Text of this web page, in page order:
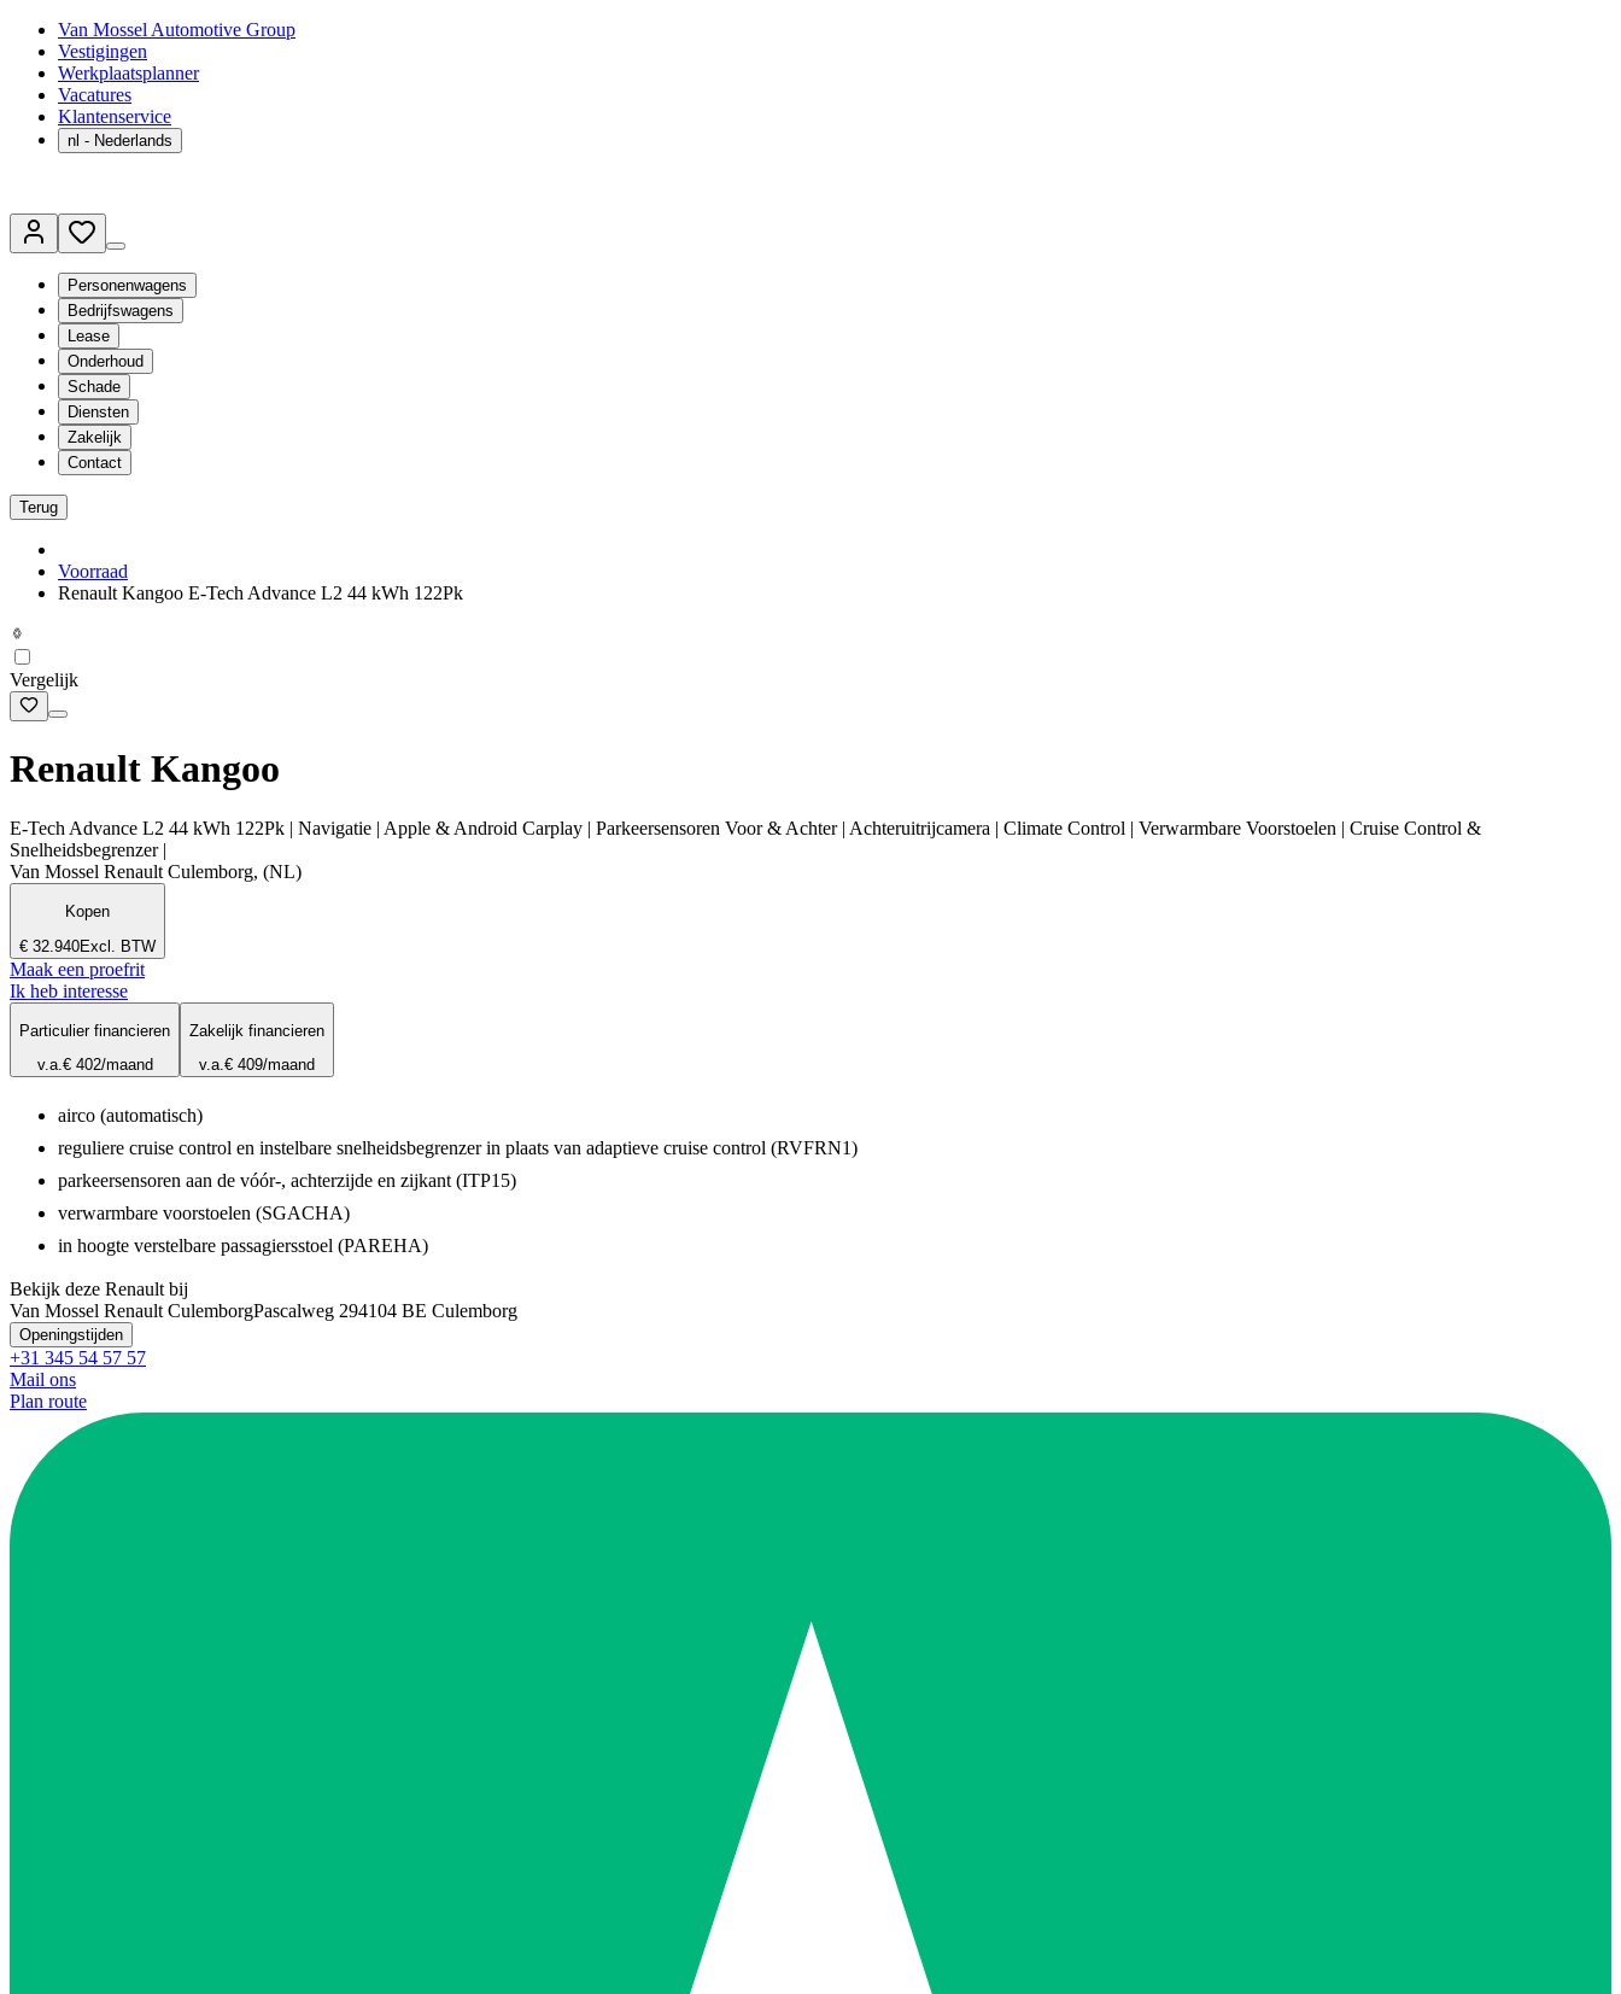
Van Mossel Automotive Group
Vestigingen
Werkplaatsplanner
Vacatures
Klantenservice
nl - Nederlands
Personenwagens
Bedrijfswagens
Lease
Onderhoud
Schade
Diensten
Zakelijk
Contact
Terug
Voorraad
Renault Kangoo E-Tech Advance L2 44 kWh 122Pk
Vergelijk
Renault Kangoo
E-Tech Advance L2 44 kWh 122Pk | Navigatie | Apple & Android Carplay | Parkeersensoren Voor & Achter | Achteruitrijcamera | Climate Control | Verwarmbare Voorstoelen | Cruise Control &
Snelheidsbegrenzer |
Van Mossel Renault Culemborg, (NL)
Kopen
€ 32.940Excl. BTW
Maak een proefrit
Ik heb interesse
Particulier financieren
v.a.€ 402/maand
Zakelijk financieren
v.a.€ 409/maand
airco (automatisch)
reguliere cruise control en instelbare snelheidsbegrenzer in plaats van adaptieve cruise control (RVFRN1)
parkeersensoren aan de vóór-, achterzijde en zijkant (ITP15)
verwarmbare voorstoelen (SGACHA)
in hoogte verstelbare passagiersstoel (PAREHA)
Bekijk deze Renault bij
Van Mossel Renault CulemborgPascalweg 294104 BE Culemborg
Openingstijden
+31 345 54 57 57
Mail ons
Plan route